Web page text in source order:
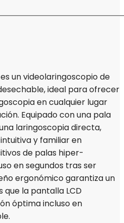
un videolaringoscopio de
ideal para ofrecer
en cualquier lugar
Equipado con una pala
laringoscopia directa,
y familiar en
de palas hiper-
en segundos tras ser
ergonómico garantiza un
que la pantalla LCD
óptima incluso en